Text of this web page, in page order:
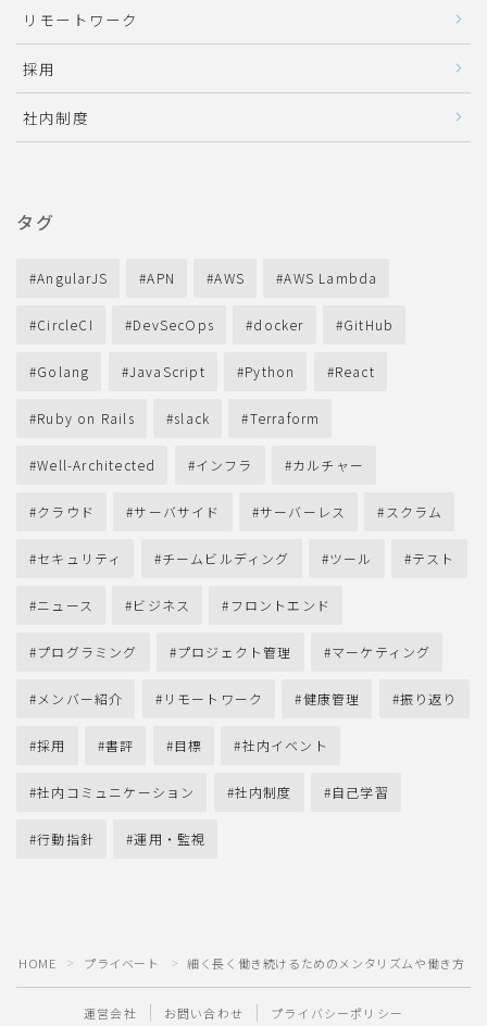
リモートワーク
採用
社内制度
タグ
AngularJS APN AWS AWS Lambda
CircleCI DevSecOps docker GitHub
Golang JavaScript Python React
Ruby on Rails slack Terraform
Well-Architected インフラ カルチャー
クラウド サーバサイド サーバーレス スクラム
セキュリティ チームビルディング ツール テスト
ニュース ビジネス フロントエンド
プログラミング プロジェクト管理 マーケティング
メンバー紹介 リモートワーク 健康管理 振り返り
採用 書評 目標 社内イベント
社内コミュニケーション 社内制度 自己学習
行動指針 運用・監視
HOME ＞ プライベート ＞ 細く長く働き続けるためのメンタリズムや働き方
運営会社 お問い合わせ プライバシーポリシー